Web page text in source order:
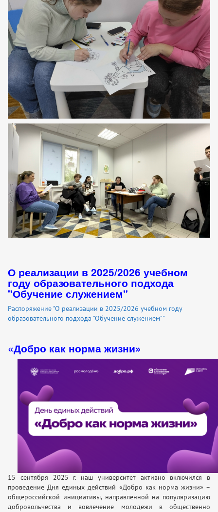
О реализации в 2025/2026 учебном
году образовательного подхода
"Обучение служением"
Распоряжение "О реализации в 2025/2026 учебном году
образовательного подхода "Обучение служением""
«Добро как норма жизни»
15 сентября 2025 г. наш университет активно включился в
проведение Дня единых действий «Добро как норма жизни» –
общероссийской инициативы, направленной на популяризацию
добровольчества и вовлечение молодежи в общественно